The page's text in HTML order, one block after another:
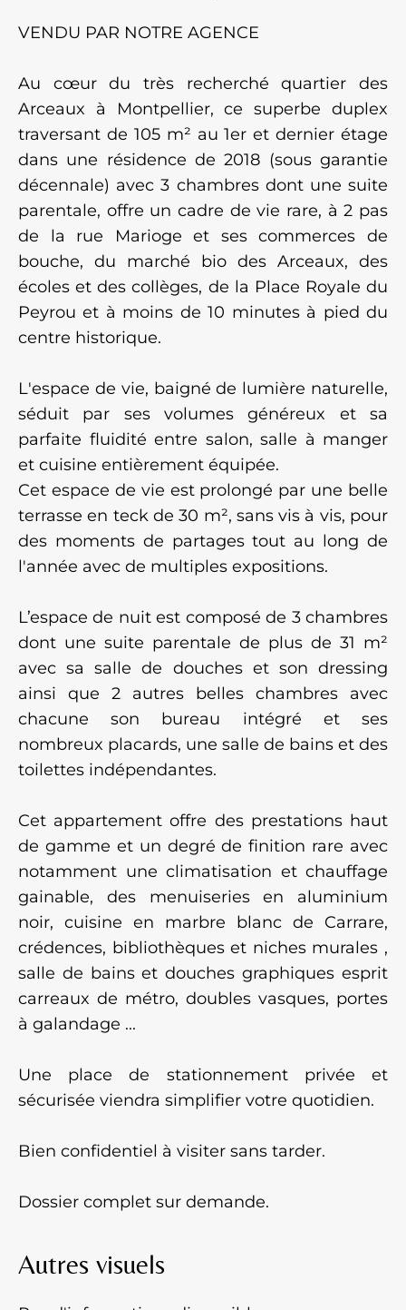
VENDU PAR NOTRE AGENCE
Au cœur du très recherché quartier des
Arceaux à Montpellier, ce superbe duplex
traversant de 105 m² au 1er et dernier étage
dans une résidence de 2018 (sous garantie
décennale) avec 3 chambres dont une suite
parentale, offre un cadre de vie rare, à 2 pas
de la rue Marioge et ses commerces de
bouche, du marché bio des Arceaux, des
écoles et des collèges, de la Place Royale du
Peyrou et à moins de 10 minutes à pied du
centre historique.
L'espace de vie, baigné de lumière naturelle,
séduit par ses volumes généreux et sa
parfaite fluidité entre salon, salle à manger
et cuisine entièrement équipée.
Cet espace de vie est prolongé par une belle
terrasse en teck de 30 m², sans vis à vis, pour
des moments de partages tout au long de
l'année avec de multiples expositions.
L’espace de nuit est composé de 3 chambres
dont une suite parentale de plus de 31 m²
avec sa salle de douches et son dressing
ainsi que 2 autres belles chambres avec
chacune son bureau intégré et ses
nombreux placards, une salle de bains et des
toilettes indépendantes.
Cet appartement offre des prestations haut
de gamme et un degré de finition rare avec
notamment une climatisation et chauffage
gainable, des menuiseries en aluminium
noir, cuisine en marbre blanc de Carrare,
crédences, bibliothèques et niches murales ,
salle de bains et douches graphiques esprit
carreaux de métro, doubles vasques, portes
à galandage ...
Une place de stationnement privée et
sécurisée viendra simplifier votre quotidien.
Bien confidentiel à visiter sans tarder.
Dossier complet sur demande.
Autres visuels